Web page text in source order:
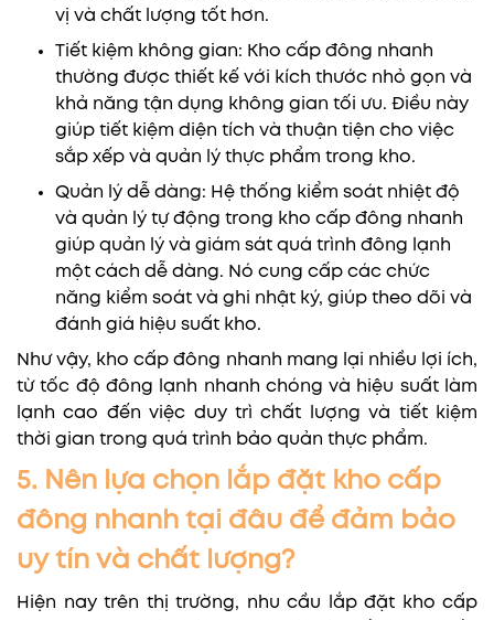
vị và chất lượng tốt hơn.
Tiết kiệm không gian: Kho cấp đông nhanh
thường được thiết kế với kích thước nhỏ gọn và
khả năng tận dụng không gian tối ưu. Điều này
giúp tiết kiệm diện tích và thuận tiện cho việc
sắp xếp và quản lý thực phẩm trong kho.
Quản lý dễ dàng: Hệ thống kiểm soát nhiệt độ
và quản lý tự động trong kho cấp đông nhanh
giúp quản lý và giám sát quá trình đông lạnh
một cách dễ dàng. Nó cung cấp các chức
năng kiểm soát và ghi nhật ký, giúp theo dõi và
đánh giá hiệu suất kho.
Như vậy, kho cấp đông nhanh mang lại nhiều lợi ích,
từ tốc độ đông lạnh nhanh chóng và hiệu suất làm
lạnh cao đến việc duy trì chất lượng và tiết kiệm
thời gian trong quá trình bảo quản thực phẩm.
5. Nên lựa chọn lắp đặt kho cấp
đông nhanh tại đâu để đảm bảo
uy tín và chất lượng?
Hiện nay trên thị trường, nhu cầu lắp đặt kho cấp